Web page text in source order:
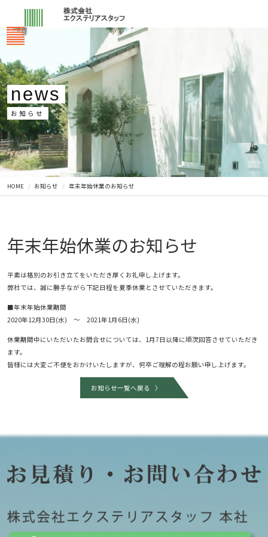
news
お知らせ
HOME お知らせ 年末年始休業のお知らせ
年末年始休業のお知らせ
平素は格別のお引き立てをいただき厚くお礼申し上げます。
弊社では、誠に勝手ながら下記日程を夏季休業とさせていただきます。
■年末年始休業期間
2020年12月30日(水) ～ 2021年1月6日(水)
休業期間中にいただいたお問合せについては、1月7日以降に順次回答させていただき
ます。
皆様には大変ご不便をおかけいたしますが、何卒ご理解の程お願い申し上げます。
お知らせ一覧へ戻る